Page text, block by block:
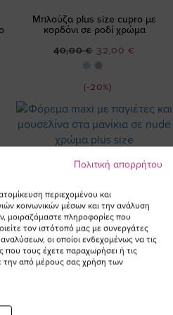
Μπλούζα plus size cupro με
κορδόνι σε ροδί χρώμα
(-20%)
Ειδική
Τιμή
32,00 €
40,00 €
Πολιτική απορρήτου
περιεχομένου και
κοινωνικών μέσων και την ανάλυση
μοιραζόμαστε πληροφορίες που
τον ιστότοπό μας με συνεργάτες
οι οποίοι ενδεχομένως να τις
τους έχετε παραχωρήσει ή τις
την από μέρους σας χρήση των